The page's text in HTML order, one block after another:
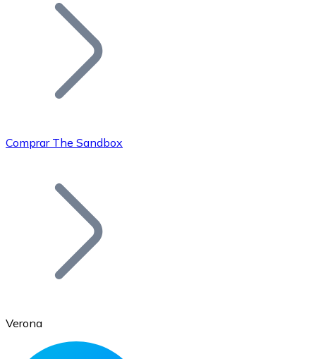
Añade tu proyecto a nuestro ecosistema.
Bitcoin
Comprar The Sandbox
Verona